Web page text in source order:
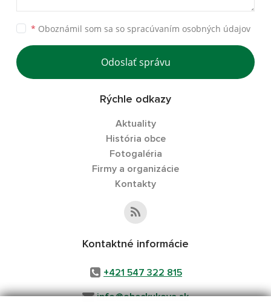
* Oboznámil som sa so spracúvaním osobných údajov
Odoslať správu
Rýchle odkazy
Aktuality
História obce
Fotogaléria
Firmy a organizácie
Kontakty
Kontaktné informácie
+421 547 322 815
info@obeckukova.sk